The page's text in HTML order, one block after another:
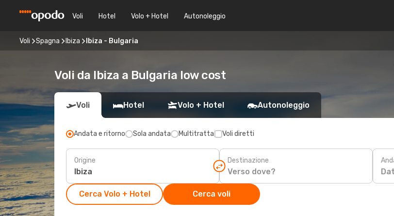
Voli Hotel Volo + Hotel Autonoleggio
Voli Spagna Ibiza Ibiza - Bulgaria
Voli da Ibiza a Bulgaria low cost
Voli Hotel Volo + Hotel Autonoleggio
Andata e ritorno Sola andata Multitratta Voli diretti
Origine Destinazione
Cerca Volo + Hotel Cerca voli